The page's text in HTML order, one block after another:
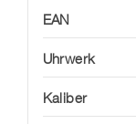
EAN
Uhrwerk
Kaliber